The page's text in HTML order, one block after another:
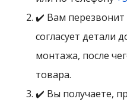
✔️ Вам
согласует детали
монтажа, после
товара.
✔️ Вы получаете,